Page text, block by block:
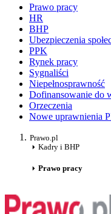
Prawo pracy
HR
BHP
Ubezpieczenia
PPK
Rynek pracy
Sygnaliści
Niepełnosprawność
Dofinansowanie do
Orzeczenia
Nowe uprawnienia
Prawo.pl
Kadry i BHP
Prawo pracy